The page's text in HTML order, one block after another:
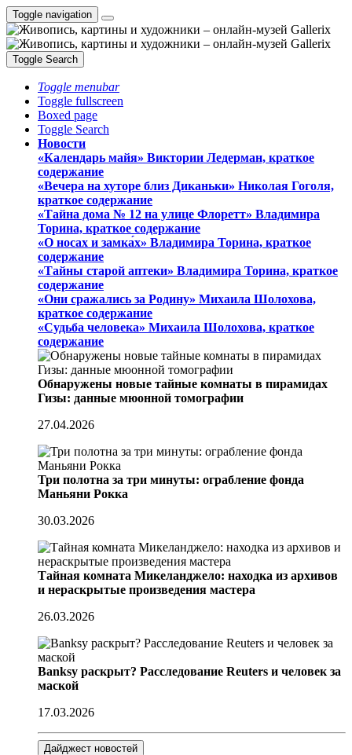
Toggle navigation
Toggle Search
Toggle menubar
Toggle fullscreen
Boxed page
Toggle Search
Новости
«Календарь майя» Виктории Ледерман, краткое
содержание
«Вечера на хуторе близ Диканьки» Николая Гоголя,
краткое содержание
«Тайна дома № 12 на улице Флоретт» Владимира
Торина, краткое содержание
«О носах и замка́х» Владимира Торина, краткое
содержание
«Тайны старой аптеки» Владимира Торина, краткое
содержание
«Они сражались за Родину» Михаила Шолохова,
краткое содержание
«Судьба человека» Михаила Шолохова, краткое
содержание
Обнаружены новые тайные комнаты в пирамидах
Гизы: данные мюонной томографии
27.04.2026
Три полотна за три минуты: ограбление фонда
Маньяни Рокка
30.03.2026
Тайная комната Микеланджело: находка из архивов
и нераскрытые произведения мастера
26.03.2026
Banksy раскрыт? Расследование Reuters и человек за
маской
17.03.2026
Дайджест новостей